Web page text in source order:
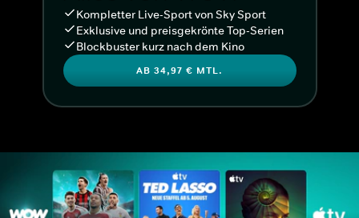
Kompletter Live-Sport von Sky Sport
Exklusive und preisgekrönte Top-Serien
Blockbuster kurz nach dem Kino
AB 34,97 € MTL.